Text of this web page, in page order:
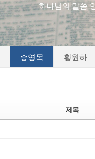
하나님의 말씀
송영목 황원하
제목